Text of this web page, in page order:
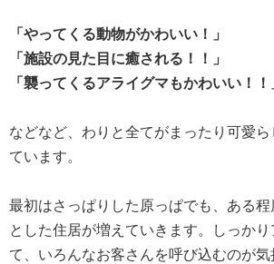
「やってくる動物がかわいい！」
「施設の見た目に癒される！！」
「襲ってくるアライグマもかわいい！！
などなど、わりと全てがまったり可愛
ています。
最初はさっぱりした原っぱでも、ある
とした住居が増えていきます。しっか
て、いろんなお客さんを呼び込むのが